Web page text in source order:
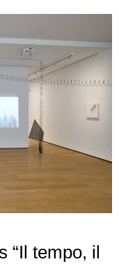
“Il tempo, il